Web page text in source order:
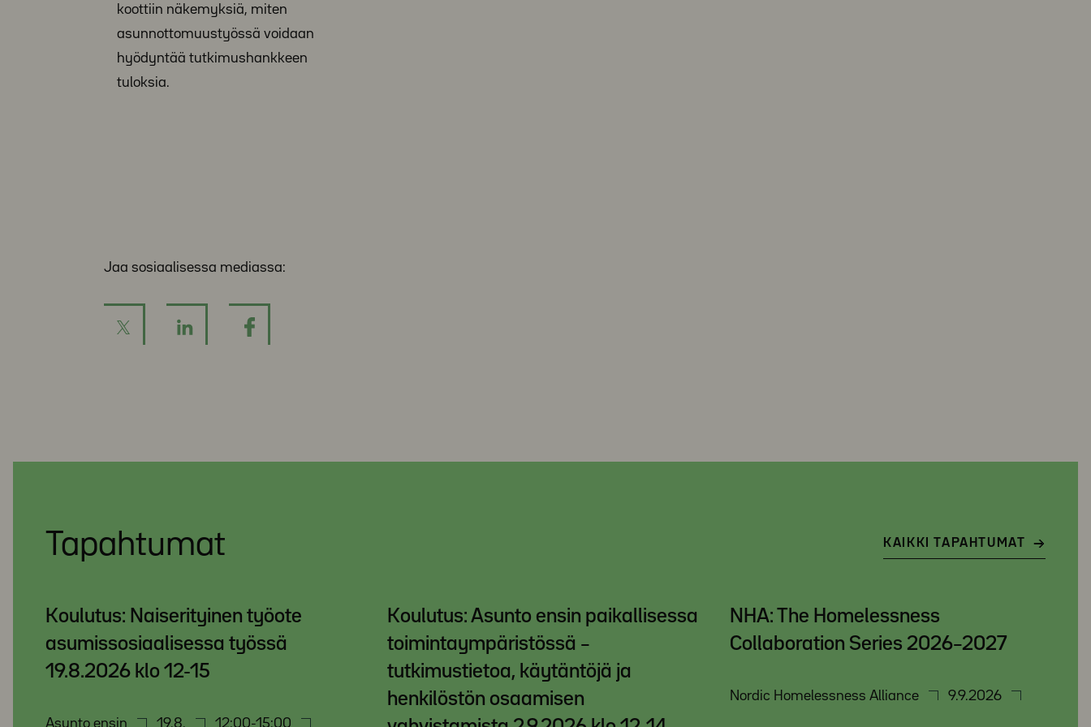
koottiin näkemyksiä, miten
asunnottomuustyössä voidaan
hyödyntää tutkimushankkeen
tuloksia.
Jaa sosiaalisessa mediassa:
Tapahtumat KAIKKI TAPAHTUMAT
Koulutus: Naiserityinen työote
asumissosiaalisessa työssä
19.8.2026 klo 12-15
Asunto ensin 19.8. 12:00-15:00
Koulutus: Asunto ensin paikallisessa
toimintaympäristössä –
tutkimustietoa, käytäntöjä ja
henkilöstön osaamisen
NHA: The Homelessness
Collaboration Series 2026–2027
Nordic Homelessness Alliance 9.9.2026